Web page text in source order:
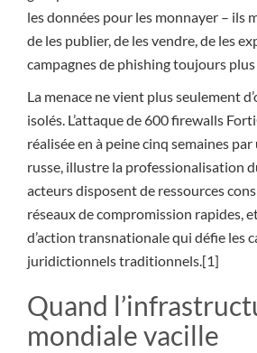
les données pour les monnayer – ils
de les publier, de les vendre, de les
campagnes de phishing toujours
La menace ne vient plus seulement
isolés. L’attaque de 600 firewalls
réalisée en à peine cinq semaines
russe, illustre la professionalisation
acteurs disposent de ressources
réseaux de compromission rapides,
d’action transnationale qui défie les
juridictionnels traditionnels.[1]
Quand
mondiale vacille